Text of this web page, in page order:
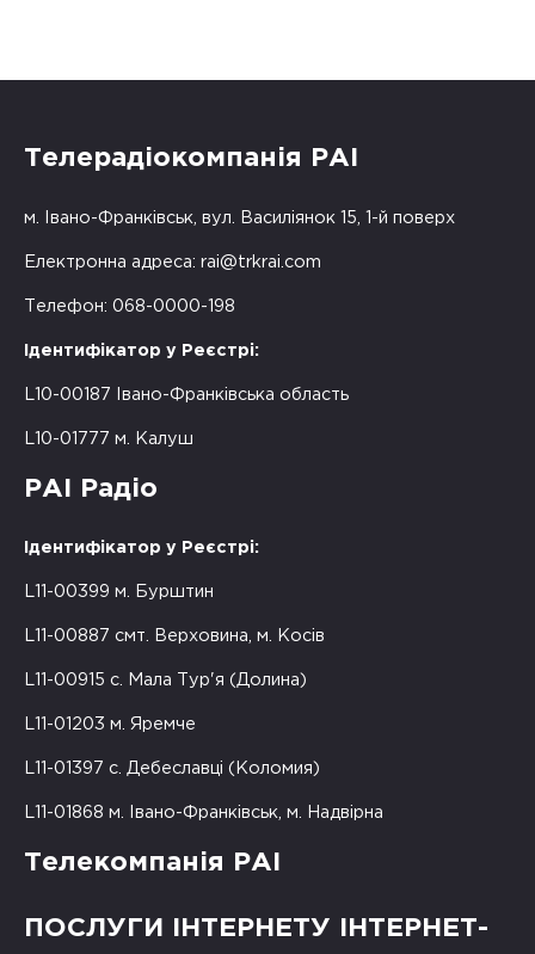
Телерадіокомпанія РАІ
м. Івано-Франківськ, вул. Василіянок 15, 1-й поверх
Електронна адреса: rai@trkrai.com
Телефон: 068-0000-198
Ідентифікатор у Реєстрі:
L10-00187 Івано-Франківська область
L10-01777 м. Калуш
РАІ Радіо
Ідентифікатор у Реєстрі:
L11-00399 м. Бурштин
L11-00887 смт. Верховина, м. Косів
L11-00915 с. Мала Тур'я (Долина)
L11-01203 м. Яремче
L11-01397 с. Дебеславці (Коломия)
L11-01868 м. Івано-Франківськ, м. Надвірна
Телекомпанія РАІ
ПОСЛУГИ ІНТЕРНЕТУ ІНТЕРНЕТ-